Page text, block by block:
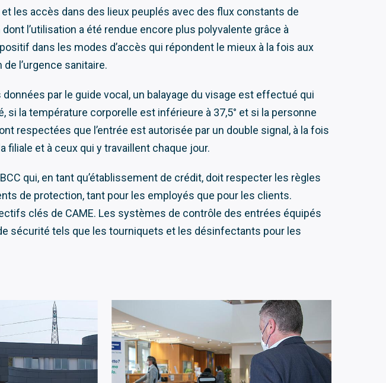
les accès dans des lieux peuplés avec des flux constants de
l’utilisation a été rendue encore plus polyvalente grâce à
dans les modes d’accès qui répondent le mieux à la fois aux
l’urgence sanitaire.
par le guide vocal, un balayage du visage est effectué qui
la température corporelle est inférieure à 37,5° et si la personne
respectées que l’entrée est autorisée par un double signal, à la fois
filiale et à ceux qui y travaillent chaque jour.
qui, en tant qu’établissement de crédit, doit respecter les règles
de protection, tant pour les employés que pour les clients.
clés de CAME. Les systèmes de contrôle des entrées équipés
sécurité tels que les tourniquets et les désinfectants pour les